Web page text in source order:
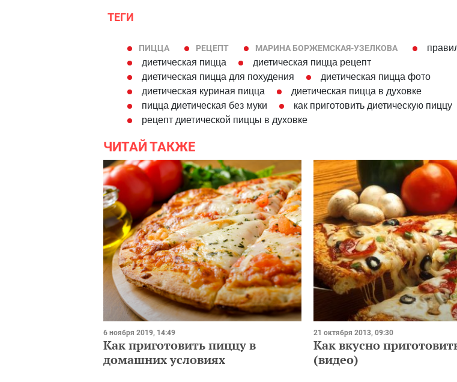
ТЕГИ
ПИЦЦА РЕЦЕПТ МАРИНА БОРЖЕМСКАЯ-УЗЕЛКОВА
диетическая пицца
диетическая пицца рецепт
диетическая пицца для похудения
диетическая пицца фото
диетическая куриная пицца
диетическая пицца в духовке
пицца диетическая без муки
как приготовить диетическую пиццу
рецепт диетической пиццы в духовке
ЧИТАЙ ТАКЖЕ
6 ноября 2019, 14:49
Как приготовить пиццу в
домашних условиях
21 октября 2013, 09:30
Как вкусно
(видео)